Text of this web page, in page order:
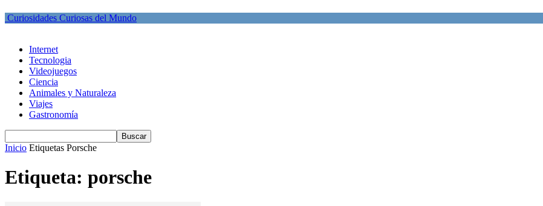
Curiosidades Curiosas del Mundo
Internet
Tecnologia
Videojuegos
Ciencia
Animales y Naturaleza
Viajes
Gastronomía
Inicio Etiquetas Porsche
Etiqueta: porsche